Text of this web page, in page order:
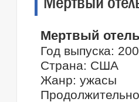
Мертвый
Год выпуска:
Страна: США
Жанр: ужасы